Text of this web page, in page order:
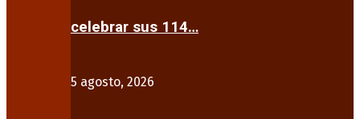
celebrar sus 114…
5 agosto, 2026